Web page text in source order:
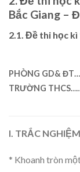
Bắc Giang –
2.1. Đề thi học
PHÒNG GD& ĐT…
TRƯỜNG THCS…
I. TRẮC
* Khoanh tròn